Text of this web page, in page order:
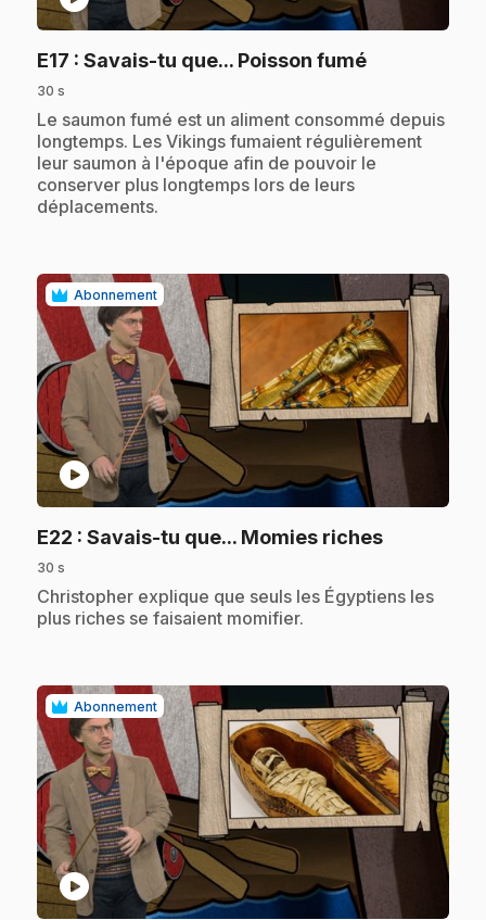
E17 : Savais-tu que... Poisson fumé.
30 s
.Le saumon fumé est un aliment consommé depuis
longtemps. Les Vikings fumaient régulièrement
leur saumon à l'époque afin de pouvoir le
conserver plus longtemps lors de leurs
déplacements.
Abonnement
play_circle
E22 : Savais-tu que... Momies riches.
30 s
.Christopher explique que seuls les Égyptiens les
plus riches se faisaient momifier.
Abonnement
play_circle